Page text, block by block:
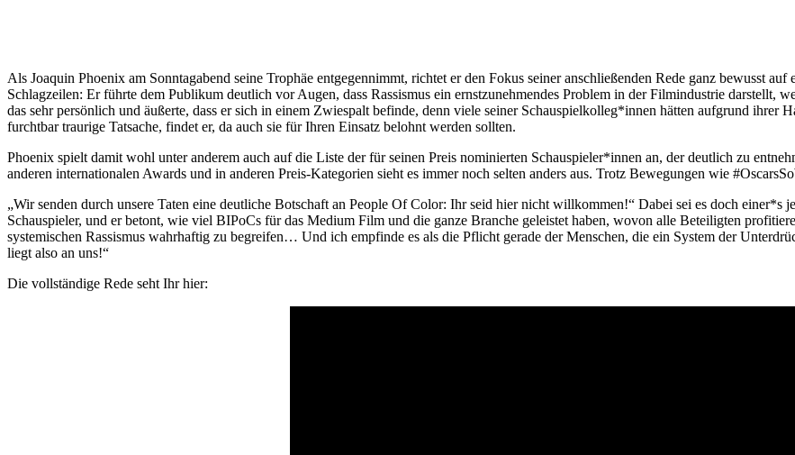
Als Joaquin Phoenix am Sonntagabend seine Trophäe entgegennimmt, richtet er den Fokus seiner anschließenden Rede ganz bewusst
Schlagzeilen: Er führte dem Publikum deutlich vor Augen, dass Rassismus ein ernstzunehmendes Problem in der Filmindustrie darstellt,
das sehr persönlich und äußerte, dass er sich in einem Zwiespalt befinde, denn viele seiner Schauspielkolleg*innen hätten aufgrund
furchtbar traurige Tatsache, findet er, da auch sie für Ihren Einsatz belohnt werden sollten.
Phoenix spielt damit wohl unter anderem auch auf die Liste der für seinen Preis nominierten Schauspieler*innen an, der deutlich zu
anderen internationalen Awards und in anderen Preis-Kategorien sieht es immer noch selten anders aus. Trotz Bewegungen wie
„Wir senden durch unsere Taten eine deutliche Botschaft an People Of Color: Ihr seid hier nicht willkommen!“ Dabei sei es doch einer*s
Schauspieler, und er betont, wie viel BIPoCs für das Medium Film und die ganze Branche geleistet haben, wovon alle Beteiligten
systemischen Rassismus wahrhaftig zu begreifen… Und ich empfinde es als die Pflicht gerade der Menschen, die ein System der
liegt also an uns!“
Die vollständige Rede seht Ihr hier: